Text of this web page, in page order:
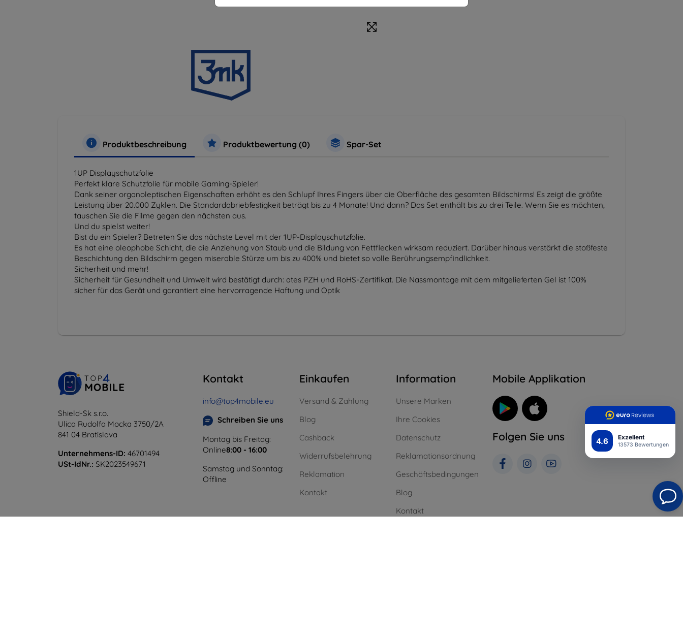
4.6 Exzellent
13573 Bewertungen
Produktbeschreibung Produktbewertung (0) Spar-Set
1UP Displayschutzfolie
Perfekt klare Schutzfolie für mobile Gaming-Spieler!
Dank seiner organoleptischen Eigenschaften erhöht es den Schlupf Ihres Fingers über die Oberfläche des gesamten Bildschirms! Es zeigt die größte
Leistung über 20.000 Zyklen. Die Standardabriebfestigkeit beträgt bis zu 4 Monate! Und dann? Das Set enthält bis zu drei Teile. Wenn Sie es möchten,
tauschen Sie die Filme gegen den nächsten aus.
Und du spielst weiter!
Bist du ein Spieler? Betreten Sie das nächste Level mit der 1UP-Displayschutzfolie.
Es hat eine oleophobe Schicht, die die Anziehung von Staub und die Bildung von Fettflecken wirksam reduziert. Darüber hinaus verstärkt die stoßfeste
Beschichtung den Bildschirm gegen miserable Stürze um bis zu 400% und bietet so volle Berührungsempfindlichkeit.
Sicherheit und mehr!
Sicherheit für Gesundheit und Umwelt wird bestätigt durch: ates PZH und RoHS-Zertifikat. Die Nassmontage mit dem mitgelieferten Gel ist 100%
sicher für das Gerät und garantiert eine hervorragende Haftung und Optik
Shield-Sk s.r.o.
Ulica Rudolfa Mocka 3750/2A
841 04 Bratislava
Unternehmens-ID: 46701494
USt-IdNr.: SK2023549671
Kontakt
info@top4mobile.eu
Schreiben Sie uns
Montag bis Freitag:
Online8:00 - 16:00
Samstag und Sonntag:
Offline
Einkaufen
Versand & Zahlung
Blog
Cashback
Widerrufsbelehrung
Reklamation
Kontakt
Information
Unsere Marken
Ihre Cookies
Datenschutz
Reklamationsordnung
Geschäftsbedingungen
Blog
Kontakt
Mobile Applikation
Folgen Sie uns